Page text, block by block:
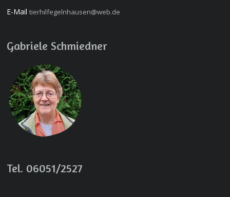
E-Mailtierhilfegelnhausen@web.de
Gabriele Schmiedner
Tel. 06051/2527